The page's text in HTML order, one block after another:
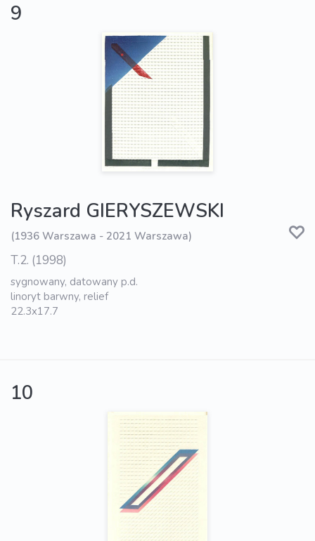
9
Ryszard GIERYSZEWSKI
(1936 Warszawa - 2021 Warszawa)
T.2. (1998)
sygnowany, datowany p.d.
linoryt barwny, relief
22.3x17.7
10